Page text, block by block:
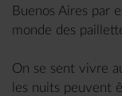
Buenos Aires par
monde des
On se sent vivre
les nuits peuvent